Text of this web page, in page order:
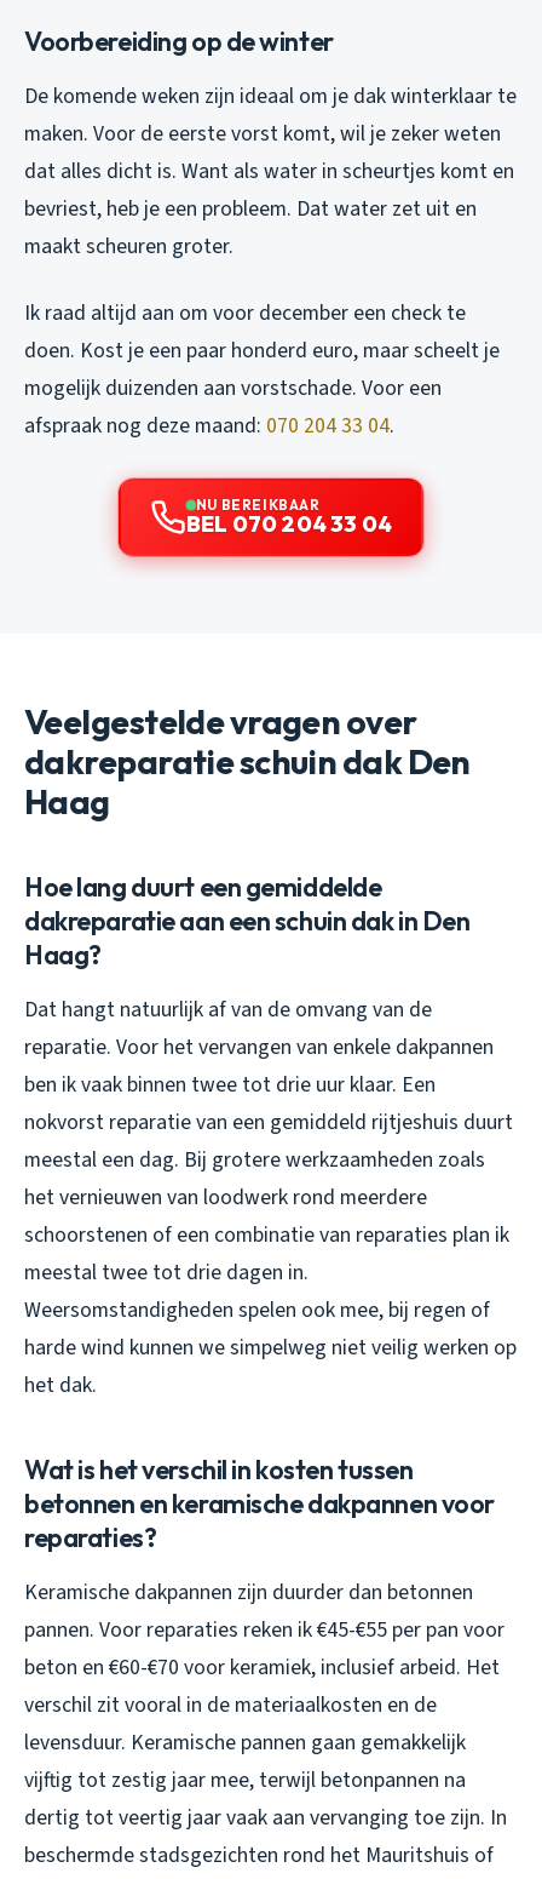
Voorbereiding op de winter
De komende weken zijn ideaal om je dak winterklaar te
maken. Voor de eerste vorst komt, wil je zeker weten
dat alles dicht is. Want als water in scheurtjes komt en
bevriest, heb je een probleem. Dat water zet uit en
maakt scheuren groter.
Ik raad altijd aan om voor december een check te
doen. Kost je een paar honderd euro, maar scheelt je
mogelijk duizenden aan vorstschade. Voor een
afspraak nog deze maand: 070 204 33 04.
NU BEREIKBAAR
BEL 070 204 33 04
Veelgestelde vragen over
dakreparatie schuin dak Den
Haag
Hoe lang duurt een gemiddelde
dakreparatie aan een schuin dak in Den
Haag?
Dat hangt natuurlijk af van de omvang van de
reparatie. Voor het vervangen van enkele dakpannen
ben ik vaak binnen twee tot drie uur klaar. Een
nokvorst reparatie van een gemiddeld rijtjeshuis duurt
meestal een dag. Bij grotere werkzaamheden zoals
het vernieuwen van loodwerk rond meerdere
schoorstenen of een combinatie van reparaties plan ik
meestal twee tot drie dagen in.
Weersomstandigheden spelen ook mee, bij regen of
harde wind kunnen we simpelweg niet veilig werken op
het dak.
Wat is het verschil in kosten tussen
betonnen en keramische dakpannen voor
reparaties?
Keramische dakpannen zijn duurder dan betonnen
pannen. Voor reparaties reken ik €45-€55 per pan voor
beton en €60-€70 voor keramiek, inclusief arbeid. Het
verschil zit vooral in de materiaalkosten en de
levensduur. Keramische pannen gaan gemakkelijk
vijftig tot zestig jaar mee, terwijl betonpannen na
dertig tot veertig jaar vaak aan vervanging toe zijn. In
beschermde stadsgezichten rond het Mauritshuis of